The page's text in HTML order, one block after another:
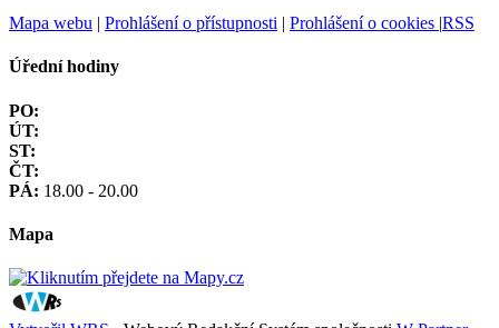
Mapa webu | Prohlášení o přístupnosti | Prohlášení o cookies |RSS
Úřední hodiny
PO:
ÚT:
ST:
ČT:
PÁ: 18.00 - 20.00
Mapa